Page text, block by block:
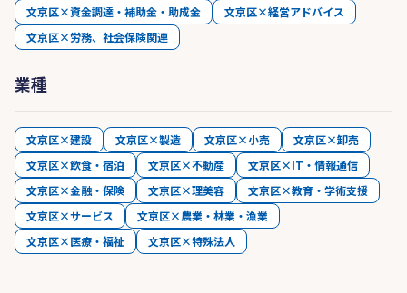
文京区×資金調達・補助金・助成金
文京区×経営アドバイス
文京区×労務、社会保険関連
業種
文京区×建設 文京区×製造 文京区×小売
文京区×卸売
文京区×飲食・宿泊
文京区×不動産
文京区×IT・情報通信
文京区×金融・保険
文京区×理美容
文京区×教育・学術支援
文京区×サービス
文京区×農業・林業・漁業
文京区×医療・福祉
文京区×特殊法人